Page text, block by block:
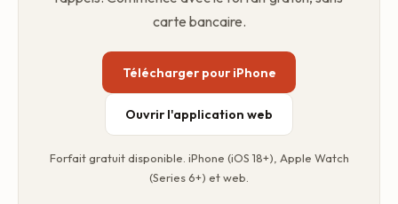
carte bancaire.
Télécharger pour iPhone
Ouvrir l'application web
Forfait gratuit disponible. iPhone (iOS 18+), Apple Watch
(Series 6+) et web.